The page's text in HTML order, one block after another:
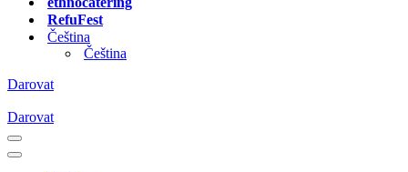
RefuFest
Čeština
Čeština
Darovat
Darovat
Navigační
menu
Navigační